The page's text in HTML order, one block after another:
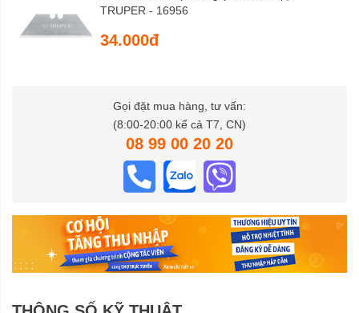
TRUPER - 16956
34.000đ
Gọi đặt mua hàng, tư vấn:
(8:00-20:00 kể cả T7, CN)
08 99 00 20 20